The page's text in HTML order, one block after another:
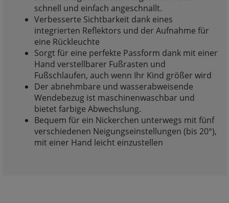
schnell und einfach angeschnallt.
Verbesserte Sichtbarkeit dank eines
integrierten Reflektors und der Aufnahme für
eine Rückleuchte
Sorgt für eine perfekte Passform dank mit einer
Hand verstellbarer Fußrasten und
Fußschlaufen, auch wenn Ihr Kind größer wird
Der abnehmbare und wasserabweisende
Wendebezug ist maschinenwaschbar und
bietet farbige Abwechslung.
Bequem für ein Nickerchen unterwegs mit fünf
verschiedenen Neigungseinstellungen (bis 20°),
mit einer Hand leicht einzustellen